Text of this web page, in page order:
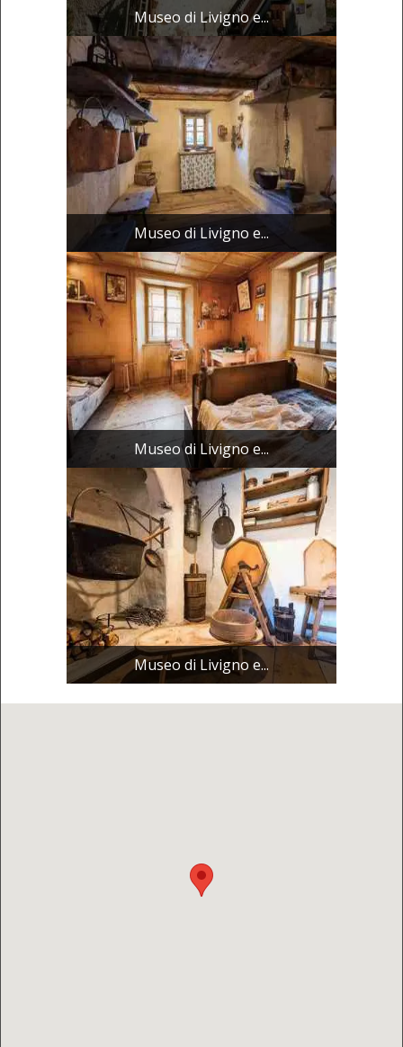
Museo di Livigno e...
Museo di Livigno e...
Museo di Livigno e...
Museo di Livigno e...